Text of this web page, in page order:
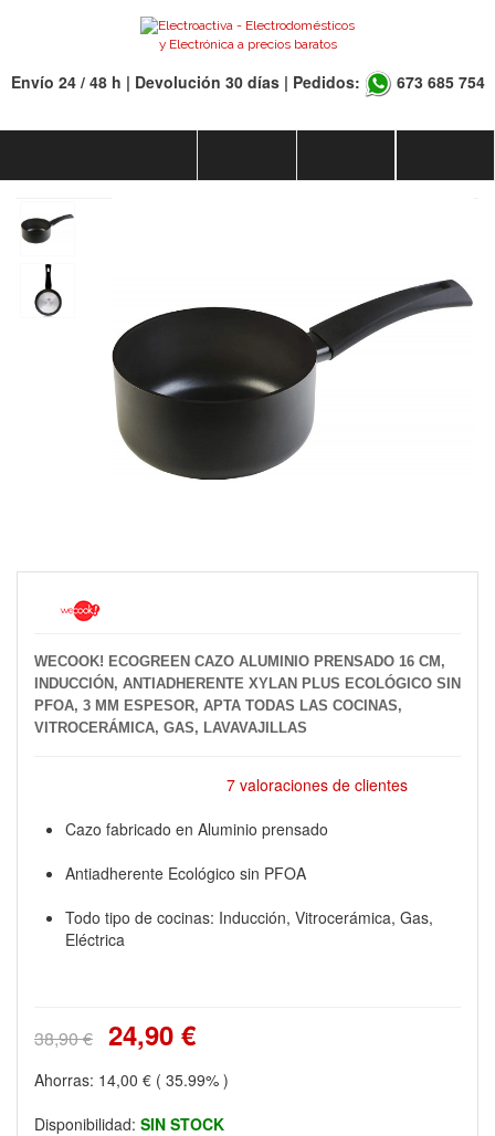
Envío 24 / 48 h | Devolución 30 días | Pedidos: 673 685 754
WECOOK! ECOGREEN CAZO ALUMINIO PRENSADO 16 CM,
INDUCCIÓN, ANTIADHERENTE XYLAN PLUS ECOLÓGICO SIN
PFOA, 3 MM ESPESOR, APTA TODAS LAS COCINAS,
VITROCERÁMICA, GAS, LAVAVAJILLAS
7 valoraciones de clientes
Cazo fabricado en Aluminio prensado
Antiadherente Ecológico sin PFOA
Todo tipo de cocinas: Inducción, Vitrocerámica, Gas,
Eléctrica
38,90 € 24,90 €
Ahorras: 14,00 € ( 35.99% )
Disponibilidad: SIN STOCK